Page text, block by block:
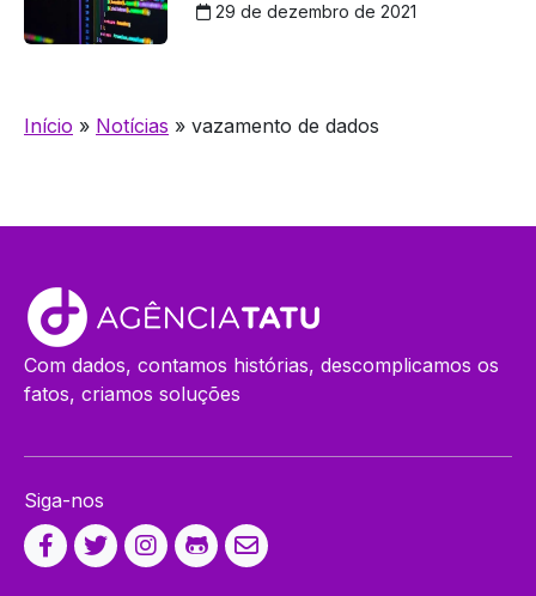
29 de dezembro de 2021
Início » Notícias » vazamento de dados
Com dados, contamos histórias, descomplicamos os
fatos, criamos soluções
Siga-nos